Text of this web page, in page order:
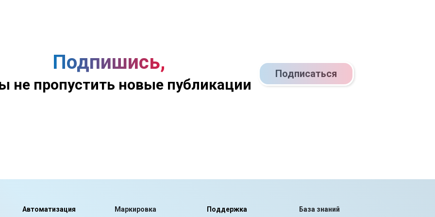
Подпишись,
не пропустить новые публикации
Подписаться
Автоматизация Маркировка Поддержка База знаний